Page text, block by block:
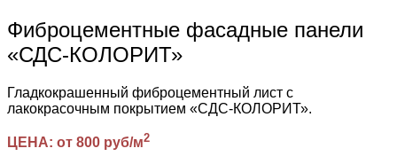
Фиброцементные фасадные панели
«СДС-КОЛОРИТ»
Гладкокрашенный фиброцементный лист с
лакокрасочным покрытием «СДС-КОЛОРИТ».
ЦЕНА: от 800 руб/м2